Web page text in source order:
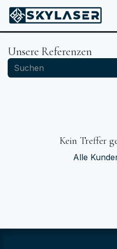
Unsere Referenzen
Kein Treffer
Alle